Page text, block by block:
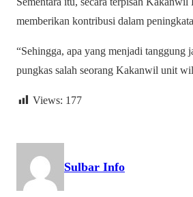
memberikan kontribusi dalam
“Sehingga, apa yang menjadi tanggung
pungkas salah seorang Kakanwil unit
Views: 177
Sulbar Info